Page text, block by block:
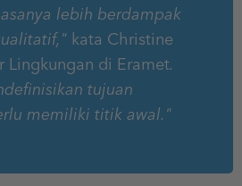
lebih berdampak
kata Christine
Lingkungan di Eramet.
tujuan
memiliki titik awal."